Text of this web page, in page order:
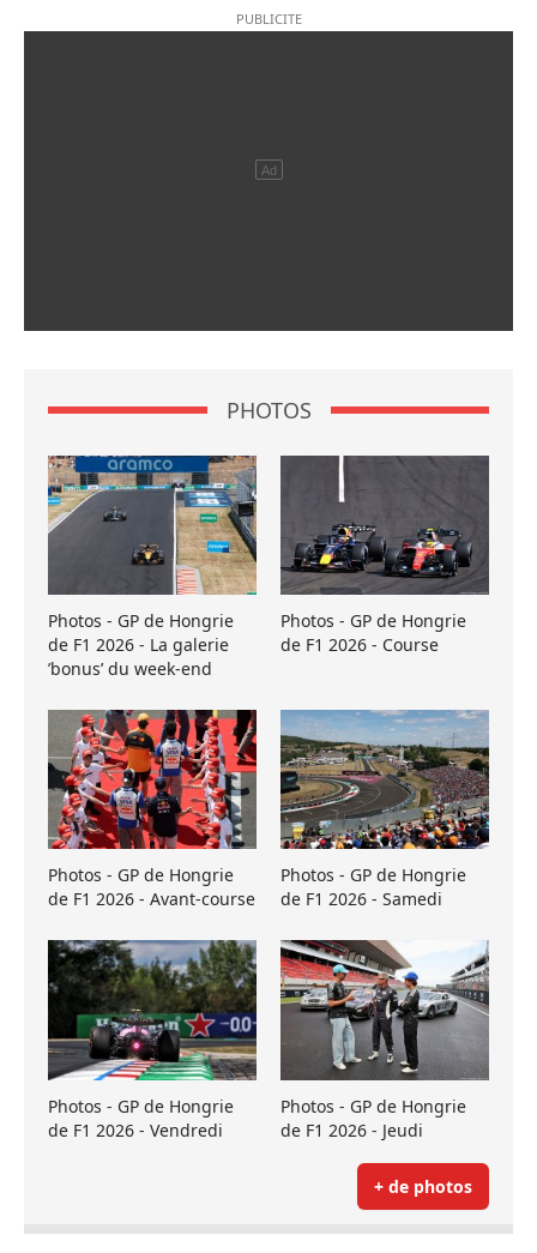
PHOTOS
Photos - GP de Hongrie
de F1 2026 - La galerie
’bonus’ du week-end
Photos - GP de Hongrie
de F1 2026 - Course
Photos - GP de Hongrie
de F1 2026 - Avant-course
Photos - GP de Hongrie
de F1 2026 - Samedi
Photos - GP de Hongrie
de F1 2026 - Vendredi
Photos - GP de Hongrie
de F1 2026 - Jeudi
+ de photos